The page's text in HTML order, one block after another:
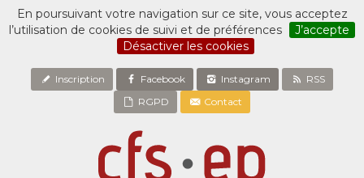
En poursuivant votre navigation sur ce site, vous acceptez
l’utilisation de cookies de suivi et de préférences
J’accepte
Désactiver les cookies
Inscription Facebook Instagram
RSS
RGPD
Contact